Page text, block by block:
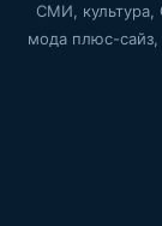
СМИ, культура,
мода плюс-